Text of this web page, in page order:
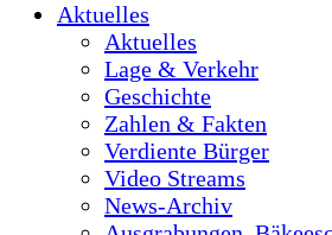
Aktuelles
Aktuelles
Lage & Verkehr
Geschichte
Zahlen & Fakten
Verdiente Bürger
Video Streams
News-Archiv